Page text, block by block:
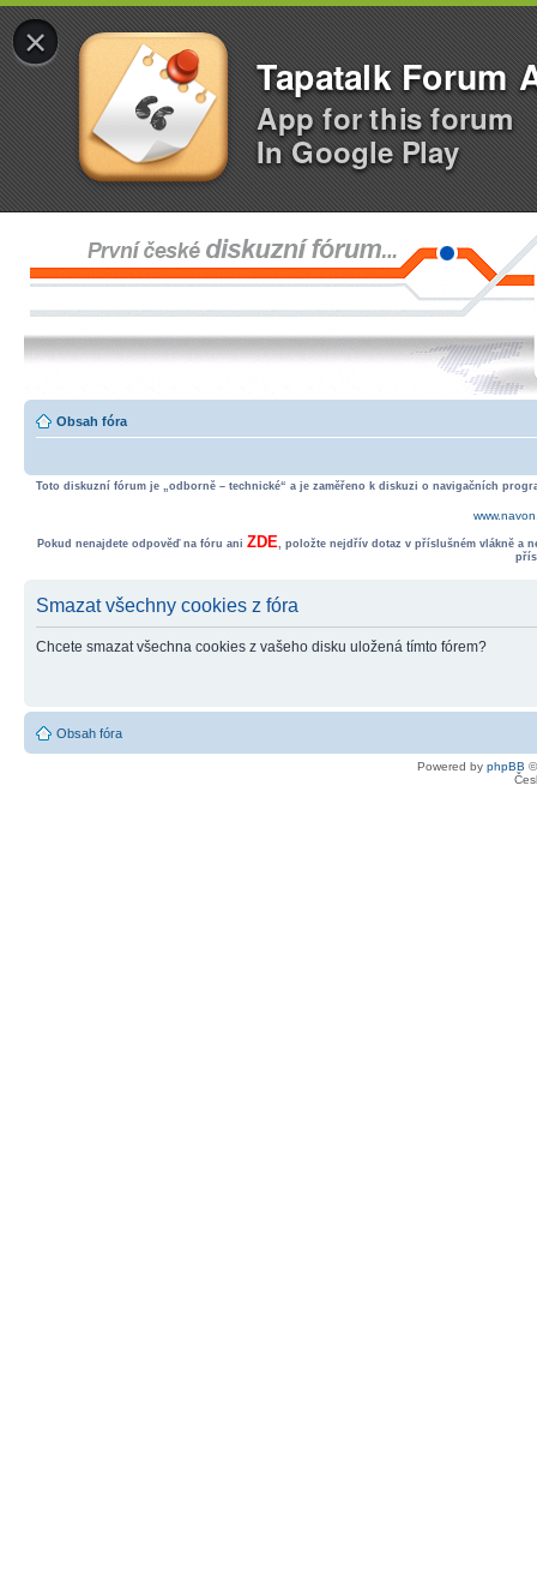
×
Tapatalk Forum
App for this forum
In Google Play
Obsah fóra
Toto diskuzní fórum je „odborně – technické“ a je zaměřeno k diskuzi o navigačních
Pokud nenajdete odpověď na fóru ani ZDE, položte nejdřív dotaz v příslušném vlákně a
Smazat všechny cookies z fóra
Chcete smazat všechna cookies z vašeho disku uložená tímto fórem?
Obsah fóra
Powered by phpBB